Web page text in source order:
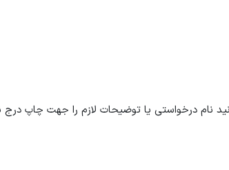
نام درخواستی یا توضیحات لازم را جهت چاپ درج